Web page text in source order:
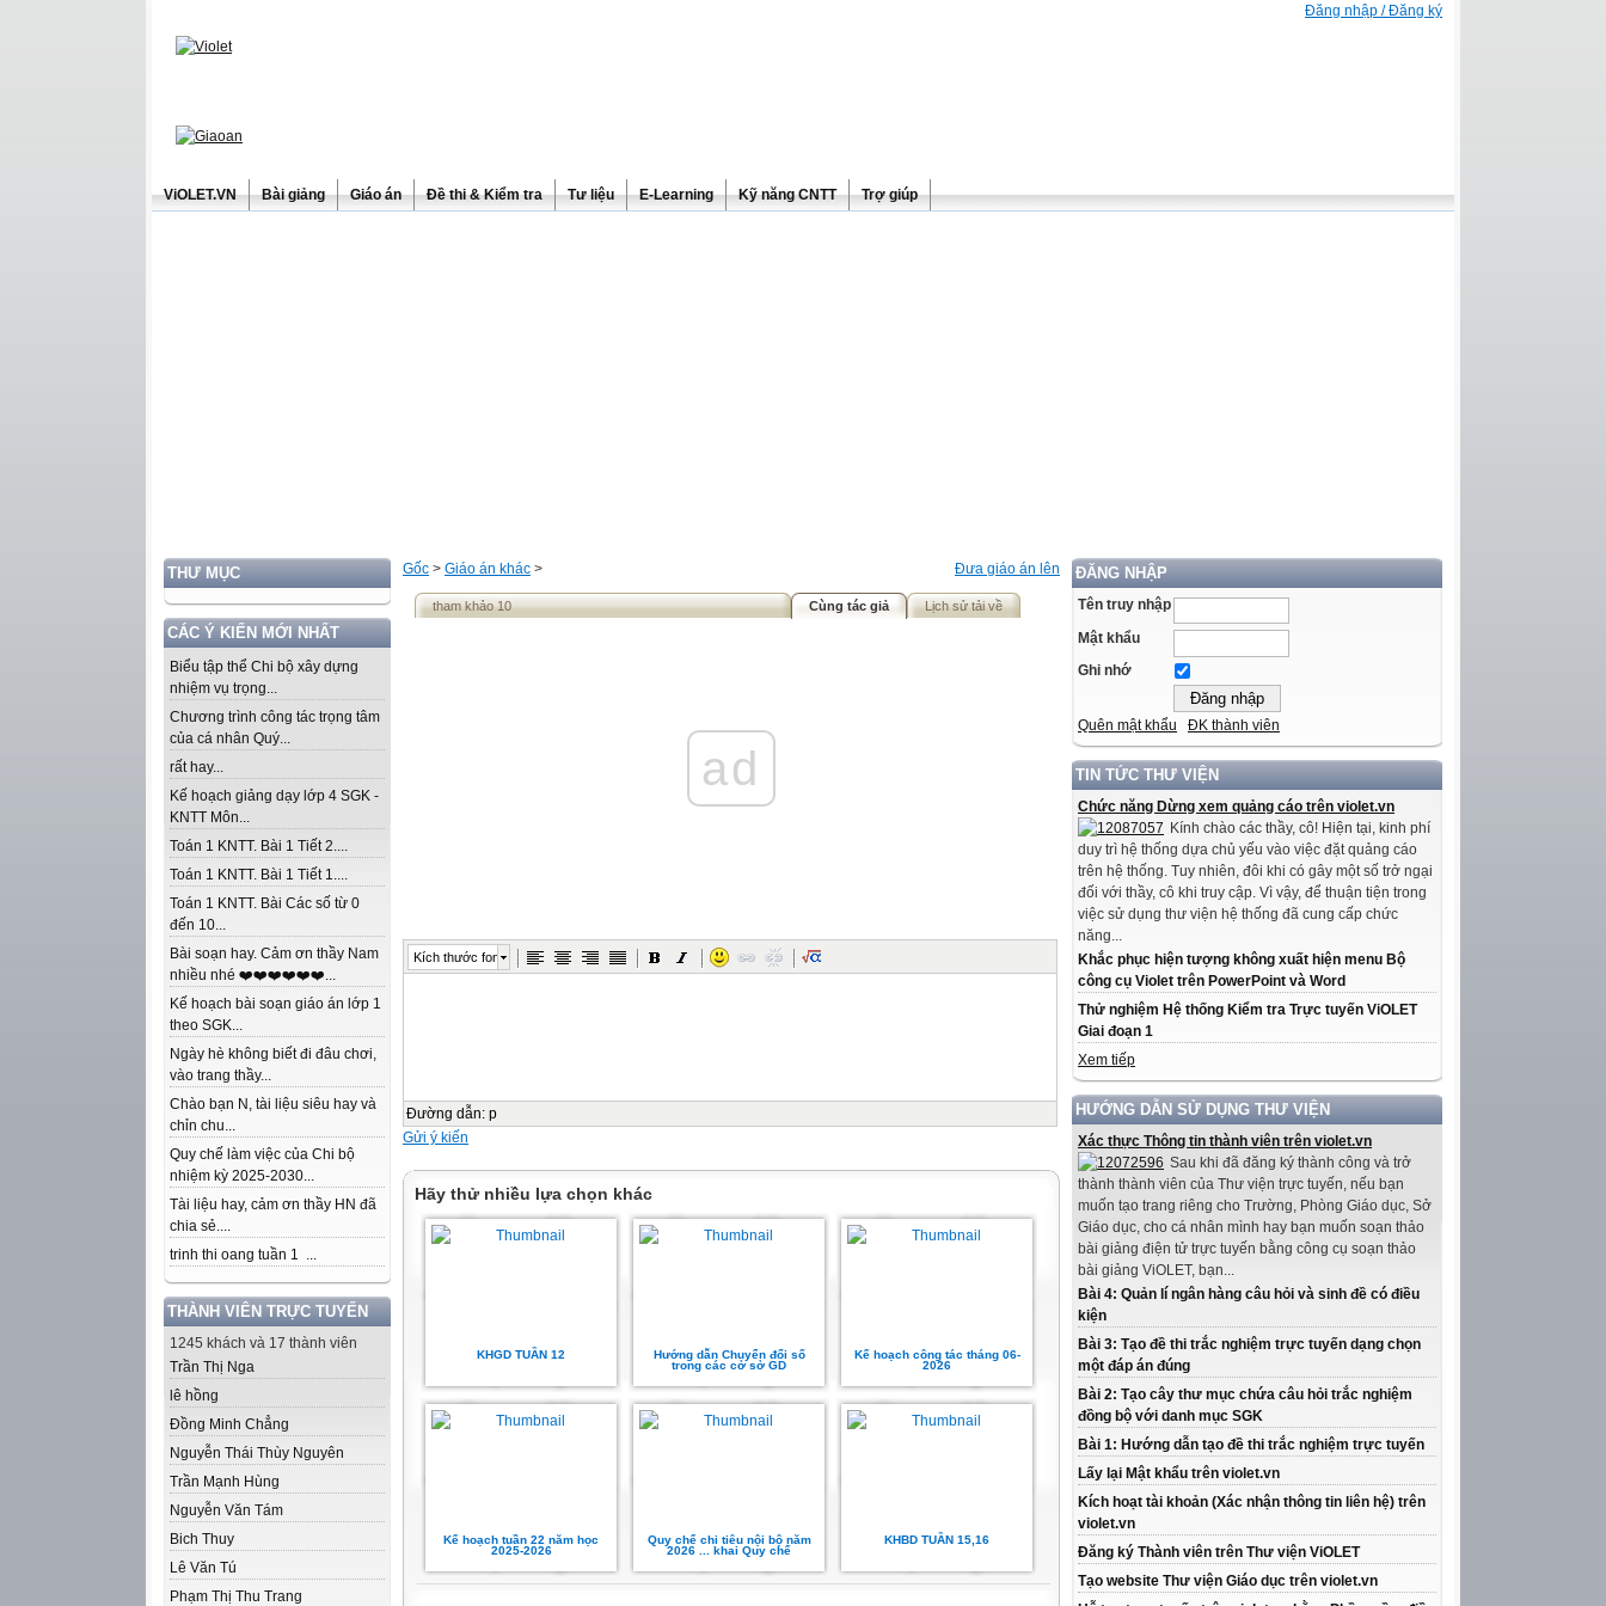
Đăng nhập / Đăng ký
ViOLET.VN Bài giảng Giáo án Đề thi & Kiểm tra Tư liệu E-Learning Kỹ năng CNTT Trợ giúp
THƯ MỤC
CÁC Ý KIẾN MỚI NHẤT
Biểu tập thể Chi bộ xây dựng
nhiệm vụ trọng...
Chương trình công tác trọng tâm
của cá nhân Quý...
rất hay...
Kế hoạch giảng dạy lớp 4 SGK -
KNTT Môn...
Toán 1 KNTT. Bài 1 Tiết 2....
Toán 1 KNTT. Bài 1 Tiết 1....
Toán 1 KNTT. Bài Các số từ 0
đến 10...
Bài soạn hay. Cảm ơn thầy Nam
nhiều nhé ❤️❤️❤️❤️❤️❤️...
Kế hoạch bài soạn giáo án lớp 1
theo SGK...
Ngày hè không biết đi đâu chơi,
vào trang thầy...
Chào bạn N, tài liệu siêu hay và
chỉn chu...
Quy chế làm việc của Chi bộ
nhiệm kỳ 2025-2030...
Tài liệu hay, cảm ơn thầy HN đã
chia sẻ....
trinh thi oang tuần 1 ...
THÀNH VIÊN TRỰC TUYẾN
1245 khách và 17 thành viên
Trần Thị Nga
lê hồng
Đồng Minh Chẳng
Nguyễn Thái Thùy Nguyên
Trần Mạnh Hùng
Nguyễn Văn Tám
Bich Thuy
Lê Văn Tú
Phạm Thị Thu Trang
ĐĂNG NHẬP
Tên truy nhập
Mật khẩu
Ghi nhớ
Quên mật khẩu ĐK thành viên
TIN TỨC THƯ VIỆN
Chức năng Dừng xem quảng cáo trên violet.vn
Kính chào các thầy, cô! Hiện tại, kinh phí
duy trì hệ thống dựa chủ yếu vào việc đặt quảng cáo
trên hệ thống. Tuy nhiên, đôi khi có gây một số trở ngại
đối với thầy, cô khi truy cập. Vì vậy, để thuận tiện trong
việc sử dụng thư viện hệ thống đã cung cấp chức
năng...
Khắc phục hiện tượng không xuất hiện menu Bộ
công cụ Violet trên PowerPoint và Word
Thử nghiệm Hệ thống Kiểm tra Trực tuyến ViOLET
Giai đoạn 1
Xem tiếp
HƯỚNG DẪN SỬ DỤNG THƯ VIỆN
Xác thực Thông tin thành viên trên violet.vn
Sau khi đã đăng ký thành công và trở
thành thành viên của Thư viện trực tuyến, nếu bạn
muốn tạo trang riêng cho Trường, Phòng Giáo dục, Sở
Giáo dục, cho cá nhân mình hay bạn muốn soạn thảo
bài giảng điện tử trực tuyến bằng công cụ soạn thảo
bài giảng ViOLET, bạn...
Bài 4: Quản lí ngân hàng câu hỏi và sinh đề có điều
kiện
Bài 3: Tạo đề thi trắc nghiệm trực tuyến dạng chọn
một đáp án đúng
Bài 2: Tạo cây thư mục chứa câu hỏi trắc nghiệm
đồng bộ với danh mục SGK
Bài 1: Hướng dẫn tạo đề thi trắc nghiệm trực tuyến
Lấy lại Mật khẩu trên violet.vn
Kích hoạt tài khoản (Xác nhận thông tin liên hệ) trên
violet.vn
Đăng ký Thành viên trên Thư viện ViOLET
Tạo website Thư viện Giáo dục trên violet.vn
Đưa giáo án lên
Gốc > Giáo án khác >
tham khảo 10 Cùng tác giả Lịch sử tải về
ad
Kích thước font
Đường dẫn: p
Gửi ý kiến
Hãy thử nhiều lựa chọn khác
KHGD TUẦN 12
Hướng dẫn Chuyển đổi số
trong các cở sở GD
Kế hoạch công tác tháng 06-
2026
Kế hoạch tuần 22 năm học
2025-2026
Quy chế chi tiêu nội bộ năm
2026 ... khai Quy chế
KHBD TUẦN 15,16